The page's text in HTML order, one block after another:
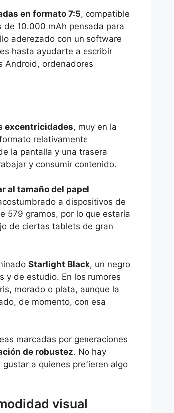
en formato 7:5, compatible
de 10.000 mAh pensada para
aderezado con un software
hasta ayudarte a escribir
Android, ordenadores
excentricidades, muy en la
relativamente
la pantalla y una trasera
y consumir contenido.
al tamaño del papel
a dispositivos de
579 gramos, por lo que estaría
de ciertas tablets de gran
Starlight Black, un negro
y de estudio. En los rumores
morado o plata, aunque la
de momento, con esa
marcadas por generaciones
de robustez. No hay
a quienes prefieren algo
visual